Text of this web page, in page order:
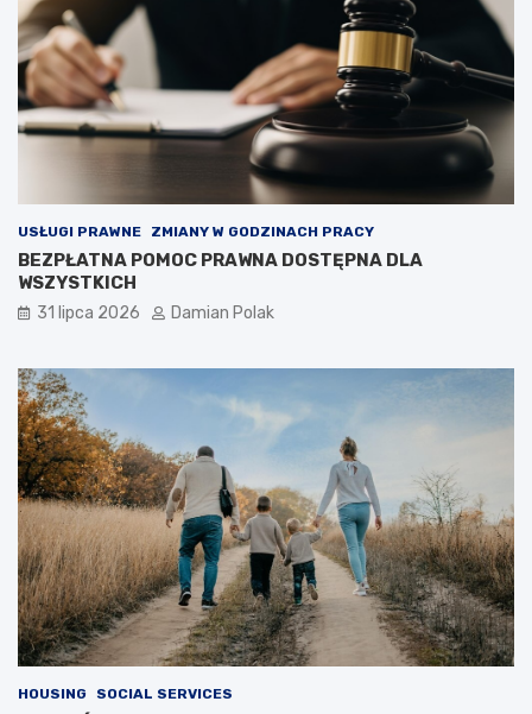
USŁUGI PRAWNE ZMIANY W GODZINACH PRACY
BEZPŁATNA POMOC PRAWNA DOSTĘPNA DLA
WSZYSTKICH
31 lipca 2026 Damian Polak
HOUSING SOCIAL SERVICES